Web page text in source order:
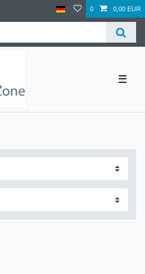
0 0,00 EUR
☰